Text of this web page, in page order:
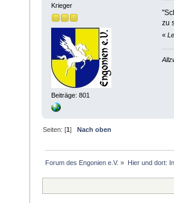
Krieger
Beiträge: 801
zu
«
Seiten: [1]Nach oben
Forum des Engonien e.V. » Hier und dort: